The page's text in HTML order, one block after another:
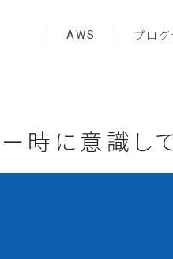
AWS プログ
時に意識し